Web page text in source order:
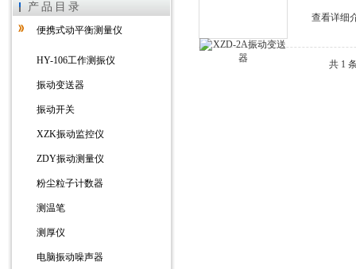
上海徐吉电气有限公司
产品目录
便携式动平衡测量仪
HY-106工作测振仪
振动变送器
振动开关
XZK振动监控仪
ZDY振动测量仪
粉尘粒子计数器
测温笔
测厚仪
电脑振动噪声器
查看详细
共 1